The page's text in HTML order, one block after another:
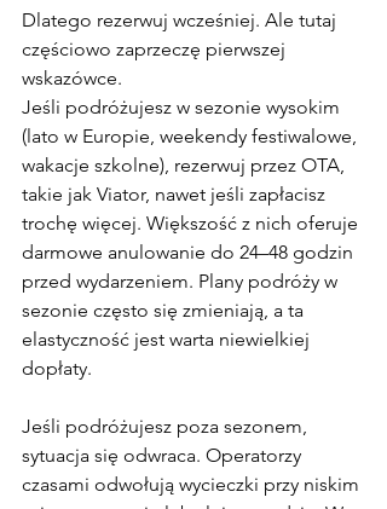
Dlatego rezerwuj wcześniej. Ale tutaj
częściowo zaprzeczę pierwszej
wskazówce.
Jeśli podróżujesz w sezonie wysokim
(lato w Europie, weekendy festiwalowe,
wakacje szkolne), rezerwuj przez OTA,
takie jak Viator, nawet jeśli zapłacisz
trochę więcej. Większość z nich oferuje
darmowe anulowanie do 24–48 godzin
przed wydarzeniem. Plany podróży w
sezonie często się zmieniają, a ta
elastyczność jest warta niewielkiej
dopłaty.
Jeśli podróżujesz poza sezonem,
sytuacja się odwraca. Operatorzy
czasami odwołują wycieczki przy niskim